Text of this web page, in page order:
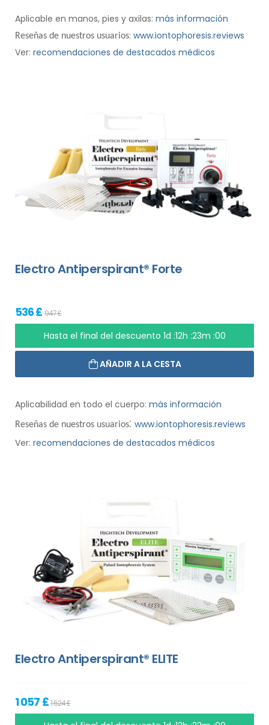
Aplicable en manos, pies y axilas: más información
Reseñas de nuestros usuarios: www.iontophoresis.reviews
Ver: recomendaciones de destacados médicos
Electro Antiperspirant® Forte
536 £947 £
Hasta el final del descuento 1d :12h :22m :59
AÑADIR A LA CESTA
Aplicabilidad en todo el cuerpo: más información
Reseñas de nuestros usuarios: www.iontophoresis.reviews
Ver: recomendaciones de destacados médicos
Electro Antiperspirant® ELITE
1 057 £1 624 £